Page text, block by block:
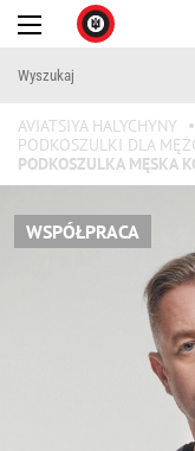
AVIATSIYA HALYCHYNY
PODKOSZULKI DLA
PODKOSZULKA MĘSKA
WSPÓŁPRACA